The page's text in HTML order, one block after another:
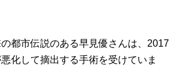
都市伝説のある早見優さんは、2017
化して摘出する手術を受けていま